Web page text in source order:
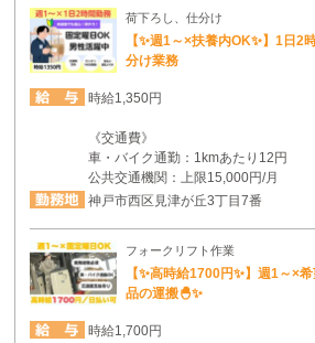
荷下ろし、仕分け
【✨週1～×扶養内OK✨】1日2
分け業務
時給1,350円
《交通費》
車・バイク通勤：1kmあたり12円
公共交通機関：上限15,000円/月
神戸市西区見津が丘3丁目7番
フォークリフト作業
【✨高時給1700円✨】週1～×
品の運搬🐣✨
時給1,700円